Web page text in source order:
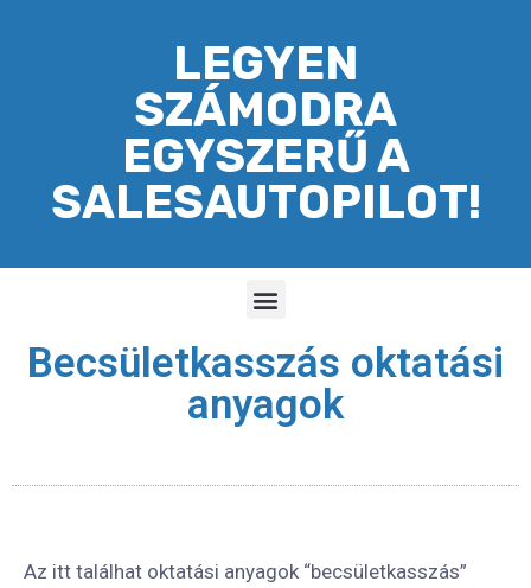
LEGYEN
SZÁMODRA
EGYSZERŰ A
SALESAUTOPILOT!
Becsületkasszás oktatási
anyagok
Az itt találhat oktatási anyagok “becsületkasszás”